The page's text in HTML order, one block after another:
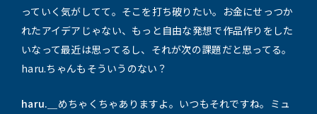
っていく気がしてて。そこを打ち破りたい。お金にせっつか
れたアイデアじゃない、もっと自由な発想で作品作りをした
いなって最近は思ってるし、それが次の課題だと思ってる。
haru.ちゃんもそういうのない？
haru.＿ めちゃくちゃありますよ。いつもそれですね。ミュ